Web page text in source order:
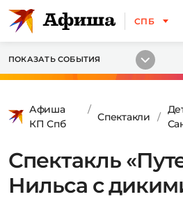
СПБ
ПОКАЗАТЬ СОБЫТИЯ
Афиша
КП Спб
Спектакли
Спектакль
Нильса с